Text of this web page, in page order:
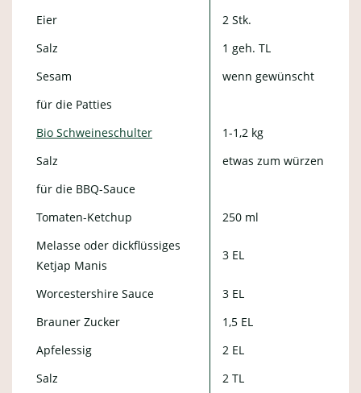
Eier
2 Stk.
Salz
1 geh. TL
Sesam
wenn gewünscht
für die Patties
Bio Schweineschulter
1-1,2 kg
Salz
etwas zum würzen
für die BBQ-Sauce
Tomaten-Ketchup
250 ml
Melasse oder dickflüssiges
Ketjap Manis
3 EL
Worcestershire Sauce
3 EL
Brauner Zucker
1,5 EL
Apfelessig
2 EL
Salz
2 TL